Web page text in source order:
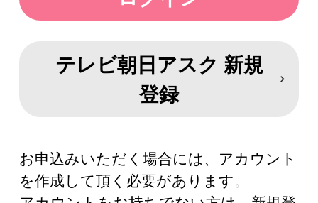
テレビ朝日アスク 新規
登録
お申込みいただく場合には、アカウント
を作成して頂く必要があります。